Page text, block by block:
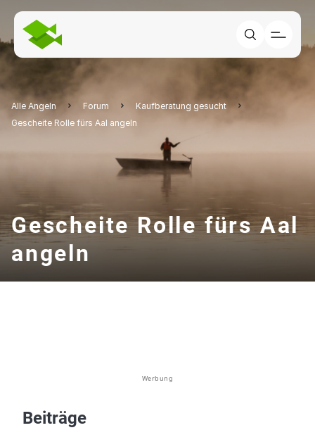
Alle Angeln Forum
Kaufberatung gesucht
Gescheite Rolle fürs Aal angeln
Gescheite Rolle fürs Aal
angeln
Werbung
Beiträge